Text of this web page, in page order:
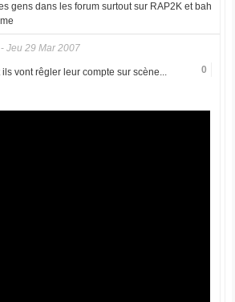
gens dans les forum surtout sur RAP2K et bah
- Jeu 29 Mar 2007
0
vont rêgler leur compte sur scène...